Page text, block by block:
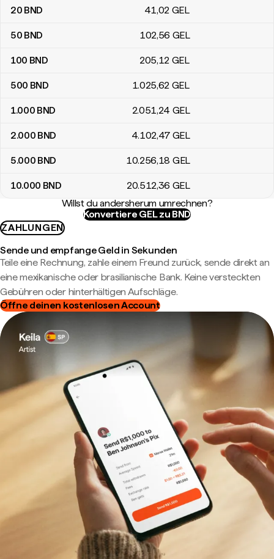
20 BND 41,02 GEL
50 BND 102,56 GEL
100 BND 205,12 GEL
500 BND 1.025,62 GEL
1.000 BND 2.051,24 GEL
2.000 BND 4.102,47 GEL
5.000 BND 10.256,18 GEL
10.000 BND 20.512,36 GEL
Willst du andersherum umrechnen?
Konvertiere GEL zu BND
ZAHLUNGEN
Sende und empfange Geld in Sekunden
Teile eine Rechnung, zahle einem Freund zurück, sende direkt an
eine mexikanische oder brasilianische Bank. Keine versteckten
Gebühren oder hinterhältigen Aufschläge.
Öffne deinen kostenlosen Account